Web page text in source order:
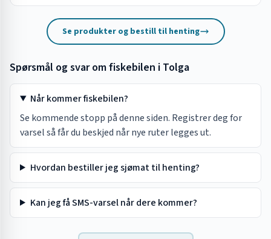
Se produkter og bestill til henting
Spørsmål og svar om fiskebilen i Tolga
Når kommer fiskebilen?
Se kommende stopp på denne siden. Registrer deg for
varsel så får du beskjed når nye ruter legges ut.
Hvordan bestiller jeg sjømat til henting?
Kan jeg få SMS-varsel når dere kommer?